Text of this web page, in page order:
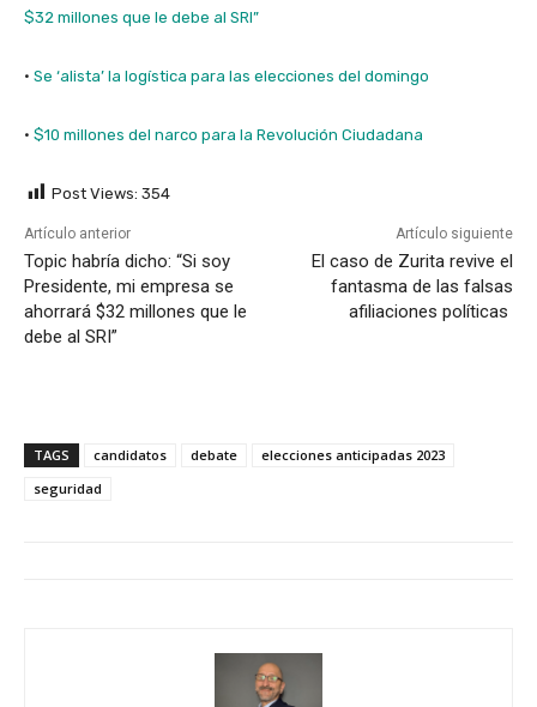
$32 millones que le debe al SRI”
· Se ‘alista’ la logística para las elecciones del domingo
· $10 millones del narco para la Revolución Ciudadana
Post Views: 354
Artículo anterior
Topic habría dicho: “Si soy
Presidente, mi empresa se
ahorrará $32 millones que le
debe al SRI”
Artículo siguiente
El caso de Zurita revive el
fantasma de las falsas
afiliaciones políticas
TAGS candidatos debate
elecciones anticipadas 2023
seguridad